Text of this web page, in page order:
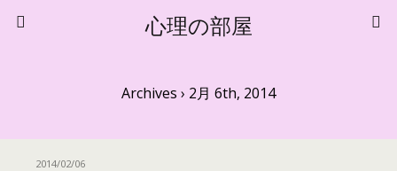
心理の部屋
Archives › 2月 6th, 2014
2014/02/06